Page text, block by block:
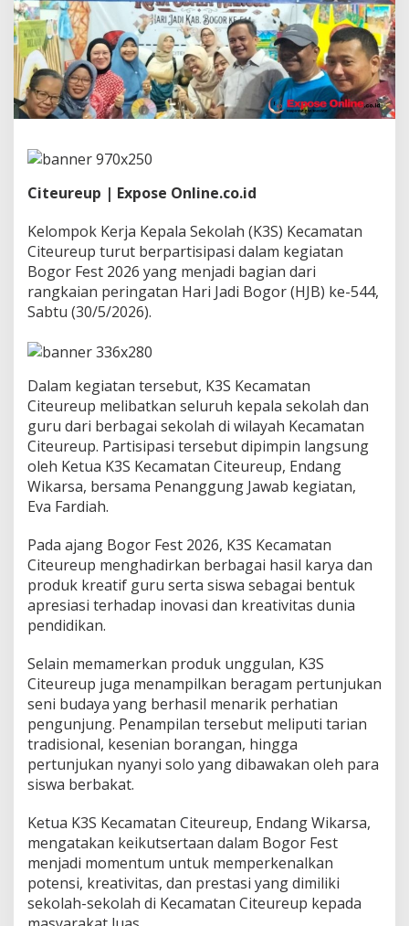
i
a
h
k
a
n
B
F
s
t
2
0
2
g
a
n
B
e
r
g
K
a
y
a
o
a
t
i
f
G
u
d
a
n
S
i
s
Citeureup | Expose Online.co.id
Kelompok Kerja Kepala Sekolah (K3S) Kecamatan
Citeureup turut berpartisipasi dalam kegiatan
Bogor Fest 2026 yang menjadi bagian dari
rangkaian peringatan Hari Jadi Bogor (HJB) ke-544,
Sabtu (30/5/2026).
Dalam kegiatan tersebut, K3S Kecamatan
Citeureup melibatkan seluruh kepala sekolah dan
guru dari berbagai sekolah di wilayah Kecamatan
Citeureup. Partisipasi tersebut dipimpin langsung
oleh Ketua K3S Kecamatan Citeureup, Endang
Wikarsa, bersama Penanggung Jawab kegiatan,
Eva Fardiah.
Pada ajang Bogor Fest 2026, K3S Kecamatan
Citeureup menghadirkan berbagai hasil karya dan
produk kreatif guru serta siswa sebagai bentuk
apresiasi terhadap inovasi dan kreativitas dunia
pendidikan.
Selain memamerkan produk unggulan, K3S
Citeureup juga menampilkan beragam pertunjukan
seni budaya yang berhasil menarik perhatian
pengunjung. Penampilan tersebut meliputi tarian
tradisional, kesenian borangan, hingga
pertunjukan nyanyi solo yang dibawakan oleh para
siswa berbakat.
Ketua K3S Kecamatan Citeureup, Endang Wikarsa,
mengatakan keikutsertaan dalam Bogor Fest
menjadi momentum untuk memperkenalkan
potensi, kreativitas, dan prestasi yang dimiliki
sekolah-sekolah di Kecamatan Citeureup kepada